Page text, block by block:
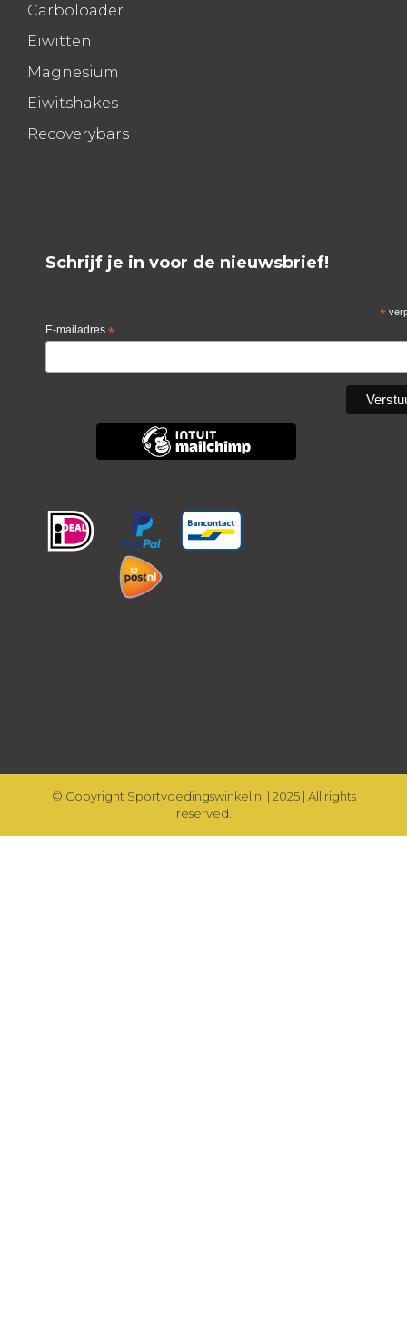
Carboloader
Eiwitten
Magnesium
Eiwitshakes
Recoverybars
Schrijf je in voor de nieuwsbrief!
*
E-mailadres *
© Copyright Sportvoedingswinkel.nl | 2025 | All rights
reserved.